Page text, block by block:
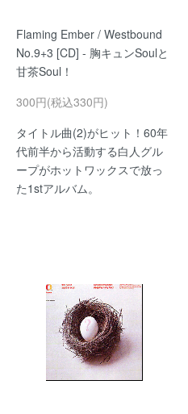
Flaming Ember / Westbound
No.9+3 [CD] - 胸キュンSoulと
甘茶Soul！
300円(税込330円)
タイトル曲(2)がヒット！60年
代前半から活動する白人グル
ープがホットワックスで放っ
た1stアルバム。